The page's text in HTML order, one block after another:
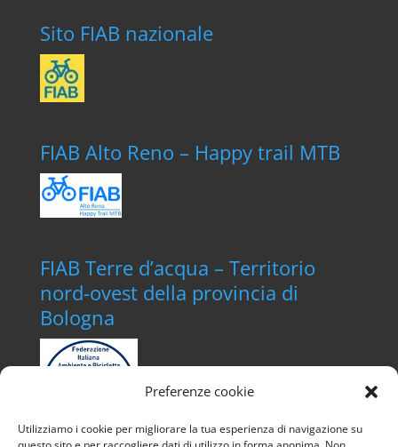
Preferenze cookie
Utilizziamo i cookie per migliorare la tua esperienza di navigazione su
Sito FIAB nazionale
FIAB Alto Reno – Happy trail MTB
FIAB Terre d’acqua – Territorio
nord-ovest della provincia di
Bologna